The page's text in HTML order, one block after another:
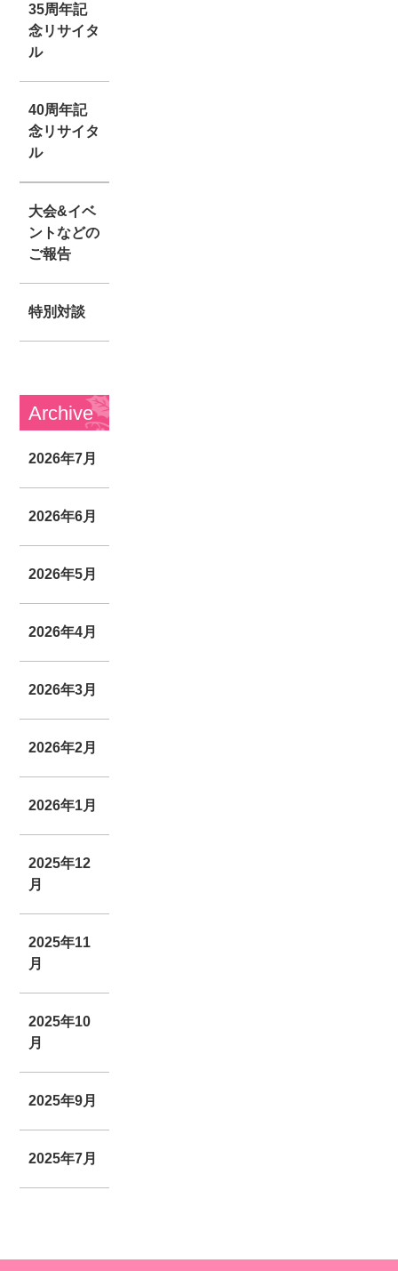
35周年記
念リサイタ
ル
40周年記
念リサイタ
ル
大会&イベ
ントなどの
ご報告
特別対談
Archive
2026年7月
2026年6月
2026年5月
2026年4月
2026年3月
2026年2月
2026年1月
2025年12
月
2025年11
月
2025年10
月
2025年9月
2025年7月